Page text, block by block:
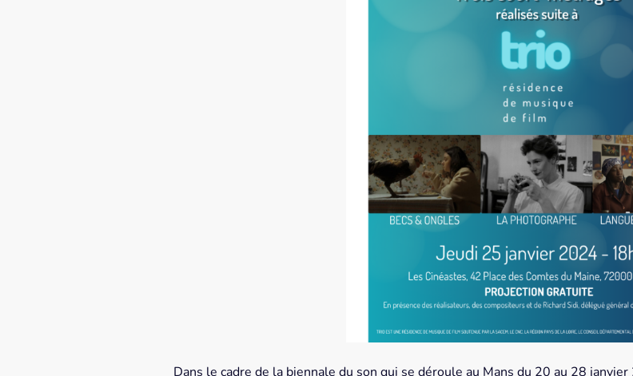
Dans le cadre de la biennale du son qui se déroule au Mans du 20 au 28